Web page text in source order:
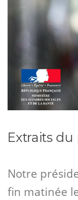
Extraits
Notre
fin matinée